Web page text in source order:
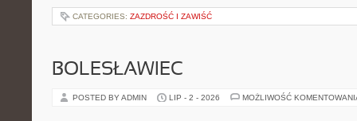
CATEGORIES: ZAZDROŚĆ I ZAWIŚĆ
BOLESŁAWIEC
POSTED BY ADMIN LIP - 2 - 2026 MOŻLIWOŚĆ